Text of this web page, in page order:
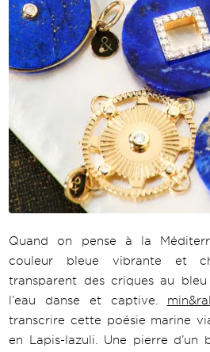
Quand on pense à la
couleur bleue vibrante et
transparent des criques au
l’eau danse et captive.
transcrire cette poésie marine
en Lapis-lazuli. Une pierre d’un